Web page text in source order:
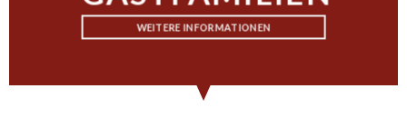
WEITERE INFORMATIONEN